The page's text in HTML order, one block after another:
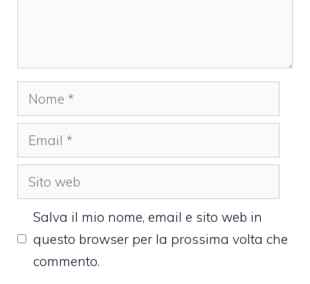
Nome
Email
Sito
web
Salva il mio nome, email e sito web in
questo browser per la prossima volta che
commento.